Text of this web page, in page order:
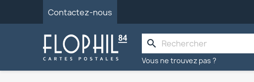
Contactez-nous
search
Vous ne trouvez pas ?